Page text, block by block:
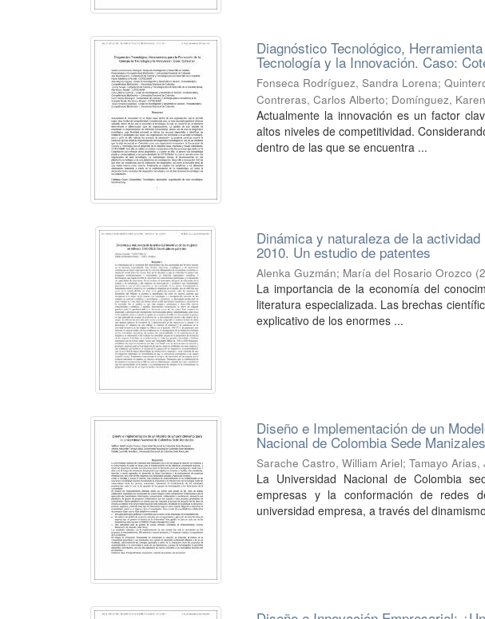
Diagnóstico Tecnológico,
Tecnología y la Innovación. Caso:
Fonseca Rodríguez, Sandra Lorena;
Contreras, Carlos Alberto; Domínguez,
Actualmente la innovación es un factor
altos niveles de competitividad.
dentro de las que se encuentra ...
Dinámica y naturaleza de la
2010. Un estudio de patentes
Alenka Guzmán; María del Rosario Orozco (
La importancia de la economía del
literatura especializada. Las brechas
explicativo de los enormes ...
Diseño e Implementación de un
Nacional de Colombia Sede Manizales
Sarache Castro, William Ariel;Tamayo
La Universidad Nacional de Colombia
empresas y la conformación de redes
universidad empresa, a través del